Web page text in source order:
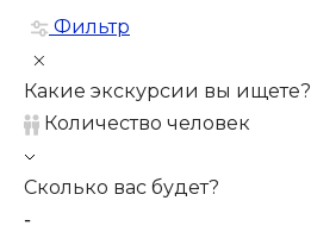
Фильтр
Какие экскурсии вы ищете?
Количество человек
Сколько вас будет?